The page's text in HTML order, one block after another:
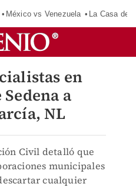
México vs Venezuela La Casa de
en
a
NL
Civil detalló que
municipales
cualquier